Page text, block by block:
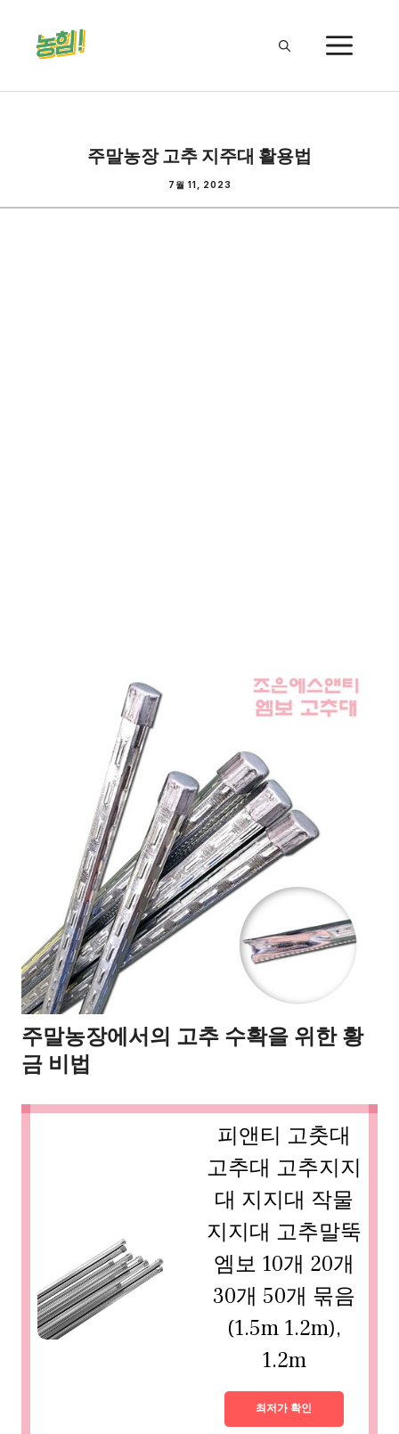
content
주말농장 고추 지주대 활용법
7월 11, 2023
주말농장에서의 고추 수확을 위한 황
금 비법
피앤티 고춧대
고추대 고추지지
대 지지대 작물
지지대 고추말뚝
엠보 10개 20개
30개 50개 묶음
(1.5m 1.2m),
1.2m
최저가 확인